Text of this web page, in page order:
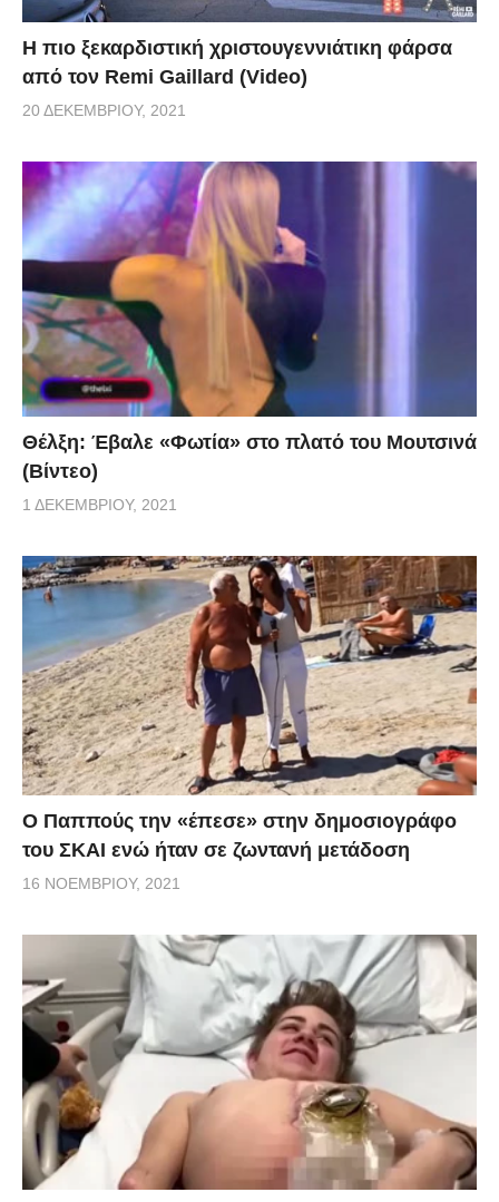
Η πιο ξεκαρδιστική χριστουγεννιάτικη φάρσα
από τον Remi Gaillard (Video)
20 ΔΕΚΕΜΒΡΊΟΥ, 2021
Θέλξη: Έβαλε «Φωτία» στο πλατό του Μουτσινά
(Βίντεο)
1 ΔΕΚΕΜΒΡΊΟΥ, 2021
Ο Παππούς την «έπεσε» στην δημοσιογράφο
του ΣΚΑΙ ενώ ήταν σε ζωντανή μετάδοση
16 ΝΟΕΜΒΡΊΟΥ, 2021